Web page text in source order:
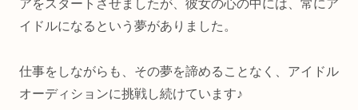
アをスタートさせましたが、彼女の心の中には、常にア
イドルになるという夢がありました。
仕事をしながらも、その夢を諦めることなく、アイドル
オーディションに挑戦し続けています♪